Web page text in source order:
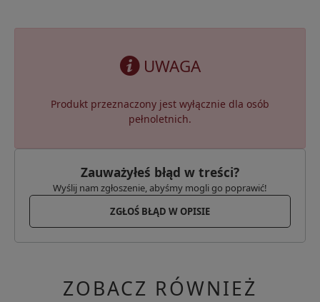
UWAGA
Produkt przeznaczony jest wyłącznie dla osób
pełnoletnich.
Zauważyłeś błąd w treści?
Wyślij nam zgłoszenie, abyśmy mogli go poprawić!
ZGŁOŚ BŁĄD W OPISIE
ZOBACZ RÓWNIEŻ